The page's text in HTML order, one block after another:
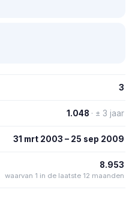
3
1.048 · ± 3 jaar
31 mrt 2003 – 25 sep 2009
8.953
waarvan 1 in de laatste 12 maanden